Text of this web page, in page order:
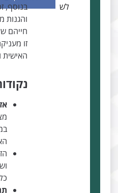
בנוסף, זכויות
והגנות
חייהם של
זו מעניקה
האישית
נקודות
מציעה
האירופי.
תנאים